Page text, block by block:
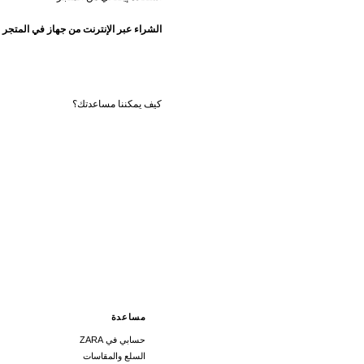
الشراء عبر الإنترنت من جهاز في المتجر
مساعدة
حسابي في ZARA
السلع والمقاسات